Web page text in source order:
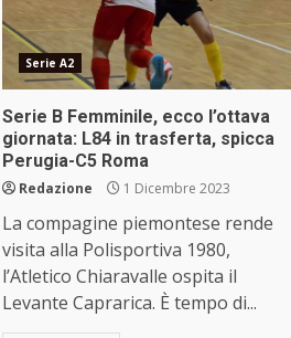
Serie A2
Serie B Femminile, ecco l’ottava
giornata: L84 in trasferta, spicca
Perugia-C5 Roma
Redazione 1 Dicembre 2023
La compagine piemontese rende
visita alla Polisportiva 1980,
l’Atletico Chiaravalle ospita il
Levante Caprarica. È tempo di...